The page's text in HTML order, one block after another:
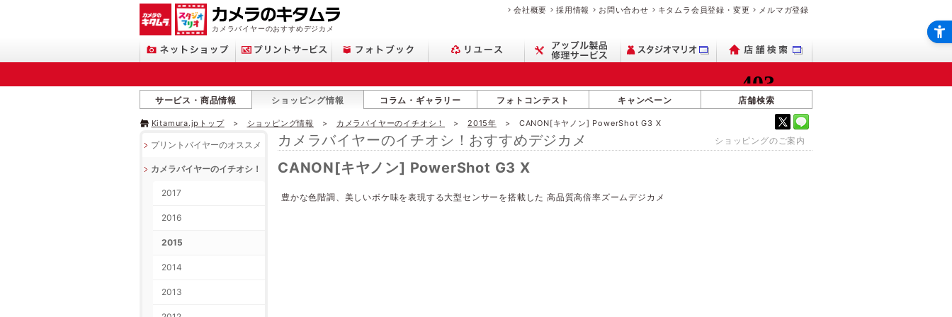
カメラバイヤーのおすすめデジカメ
会社概要 採用情報 お問い合わせ キタムラ会員登録・変更 メルマガ登録
サービス・商品情報 ショッピング情報 コラム・ギャラリー フォトコンテスト キャンペーン 店舗検索
Kitamura.jpトップ ショッピング情報 カメラバイヤーのイチオシ！ 2015年 CANON[キヤノン] PowerShot G3 X
カメラバイヤーのイチオシ！おすすめデジカメ ショッピングのご案内
CANON[キヤノン] PowerShot G3 X
豊かな色階調、美しいボケ味を表現する大型センサーを搭載した 高品質高倍率ズームデジカメ
プリントバイヤーのオススメ
カメラバイヤーのイチオシ！
2017
2016
2015
2014
2013